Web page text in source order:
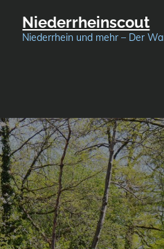
Niederrheinscout
Niederrhein und mehr – Der